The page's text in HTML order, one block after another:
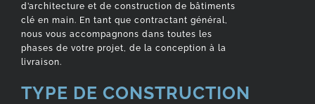
d’architecture et de construction de bâtiments
clé en main. En tant que contractant général,
nous vous accompagnons dans toutes les
phases de votre projet, de la conception à la
livraison.
TYPE DE CONSTRUCTION